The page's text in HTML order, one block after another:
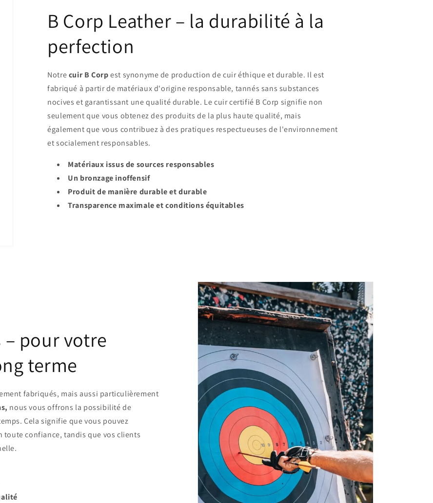
B Corp Leather – la durabilité à la
perfection
Notrecuir B Corpest synonyme de production de cuir éthique et durable. Il est
fabriqué à partir de matériaux d'origine responsable, tannés sans substances
nocives et garantissant une qualité durable. Le cuir certifié B Corp signifie non
seulement que vous obtenez des produits de la plus haute qualité, mais
également que vous contribuez à des pratiques respectueuses de l'environnement
et socialement responsables.
Matériaux issus de sources responsables
Un bronzage inoffensif
Produit de manière durable et durable
Transparence maximale et conditions équitables
– pour votre
terme
fabriqués, mais aussi particulièrement
nous vous offrons la possibilité de
Cela signifie que vous pouvez
toute confiance, tandis que vos clients